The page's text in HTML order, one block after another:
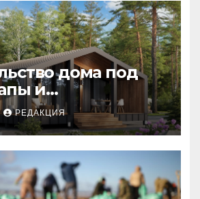
дома под
и
бюджета
РЕДАКЦИЯ